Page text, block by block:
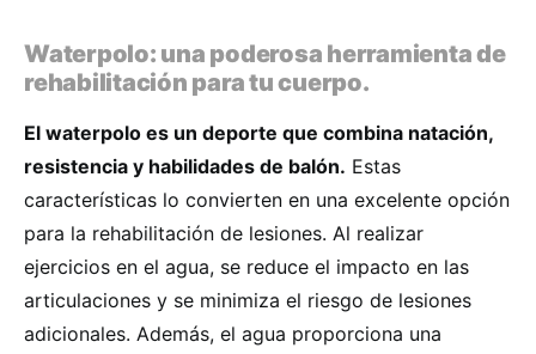
Waterpolo: una poderosa herramienta de
rehabilitación para tu cuerpo.
El waterpolo es un deporte que combina natación,
resistencia y habilidades de balón. Estas
características lo convierten en una excelente opción
para la rehabilitación de lesiones. Al realizar
ejercicios en el agua, se reduce el impacto en las
articulaciones y se minimiza el riesgo de lesiones
adicionales. Además, el agua proporciona una